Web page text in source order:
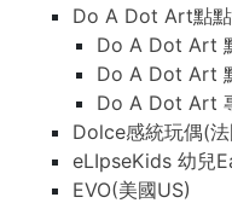
Do A Dot Art點
Do A Dot Art
Do A Dot Art
Do A Dot Art
Dolce感統玩偶(
eLIpseKids 幼兒
EVO(美國US)